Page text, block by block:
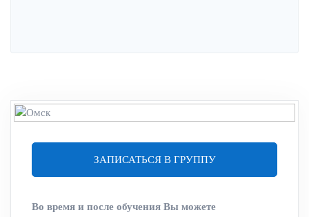
ЗАПИСАТЬСЯ В ГРУППУ
Во время и после обучения Вы можете